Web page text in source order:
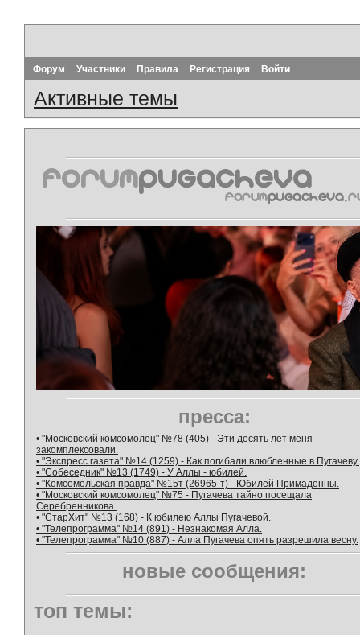
Форум Участники Правила Регистрация Войти
Активные темы
пресса:
• "Московский комсомолец" №78 (405) - Эти десять лет меня
закомплексовали.
• "Экспресс газета" №14 (1259) - Как погибали влюбленные в Пугачеву.
• "Собеседник" №13 (1749) - У Аллы - юбилей.
• "Комсомольская правда" №15т (26965-т) - Юбилей Примадонны.
• "Московский комсомолец" №75 - Пугачева тайно посещала
Серебренникова.
• "СтарХит" №13 (168) - К юбилею Аллы Пугачевой.
• "Телепрограмма" №14 (891) - Незнакомая Алла.
• "Телепрограмма" №10 (887) - Алла Пугачева опять разрешила весну.
новые сообщения:
топ темы: